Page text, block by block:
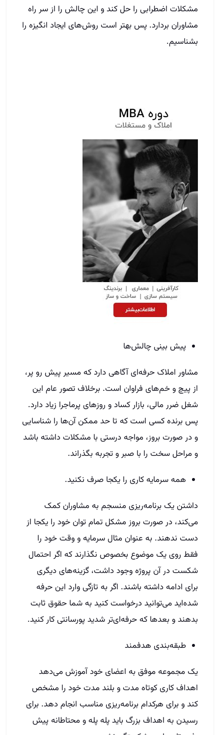
مشکلات اضطرابی را حل کند و این چالش را از سر راه
مشاوران بردارد. پس بهتر است روش‌های ایجاد انگیزه را
بشناسیم.
پیش بینی چالش‌ها
مشاور املاک حرفه‌ای آگاهی دارد که مسیر پیش رو پر،
از پیچ و خم‌های فراوان است. برخلاف تصور عام این
شغل ضرر مالی، بازار کساد و روزهای پرماجرا زیاد دارد.
پس برنده کسی است که تا حد ممکن آن‌ها را شناسایی
و در صورت بروز، مواجه درستی با مشکلات داشته باشد
و مراحل سخت را با صبر و تجربه بگذراند.
همه سرمایه کاری را یکجا صرف نکنید.
داشتن یک برنامه‌ریزی منسجم به مشاوران کمک
می‌کند، در صورت بروز مشکل تمام توان خود را یکجا از
دست ندهند. به عنوان مثال سرمایه و وقت خود را
فقط روی یک موضوع بخصوص نگذارند که اگر احتمال
شکست در آن پروژه وجود داشت، گزینه‌های دیگری
برای ادامه داشته باشند. اگر به تازگی وارد این حرفه
شده‌اید می‌توانید درخواست کنید به شما حقوق ثابت
بدهند و بعدها که حرفه‌ای‌تر شدید پورسانتی کار کنید.
طبقه‌بندی هدفمند
یک مجموعه موفق به اعضای خود آموزش می‌دهد
اهداف کاری کوتاه مدت و بلند مدت خود را مشخص
کند و برای هرکدام برنامه‌ریزی مناسب انجام دهد. برای
رسیدن به اهداف بزرگ باید پله پله و محتاطانه پیش